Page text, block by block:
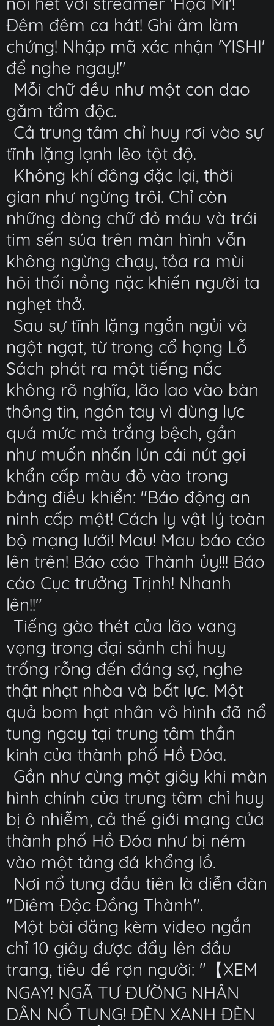
Đêm đêm ca hát! Ghi âm làm
chứng! Nhập mã xác nhận 'YISHI'
để nghe ngay!"
Mỗi chữ đều như một con dao
găm tẩm độc.
Cả trung tâm chỉ huy rơi vào sự
tĩnh lặng lạnh lẽo tột độ.
Không khí đông đặc lại, thời
gian như ngừng trôi. Chỉ còn
những dòng chữ đỏ máu và trái
tim sến súa trên màn hình vẫn
không ngừng chạy, tỏa ra mùi
hôi thối nồng nặc khiến người ta
nghẹt thở.
Sau sự tĩnh lặng ngắn ngủi và
ngột ngạt, từ trong cổ họng Lỗ
Sách phát ra một tiếng nấc
không rõ nghĩa, lão lao vào bàn
thông tin, ngón tay vì dùng lực
quá mức mà trắng bệch, gần
như muốn nhấn lún cái nút gọi
khẩn cấp màu đỏ vào trong
bảng điều khiển: "Báo động an
ninh cấp một! Cách ly vật lý toàn
bộ mạng lưới! Mau! Mau báo cáo
lên trên! Báo cáo Thành ủy!!! Báo
cáo Cục trưởng Trịnh! Nhanh
lên!!"
Tiếng gào thét của lão vang
vọng trong đại sảnh chỉ huy
trống rỗng đến đáng sợ, nghe
thật nhạt nhòa và bất lực. Một
quả bom hạt nhân vô hình đã nổ
tung ngay tại trung tâm thần
kinh của thành phố Hồ Đóa.
Gần như cùng một giây khi màn
hình chính của trung tâm chỉ huy
bị ô nhiễm, cả thế giới mạng của
thành phố Hồ Đóa như bị ném
vào một tảng đá khổng lồ.
Nơi nổ tung đầu tiên là diễn đàn
"Diêm Độc Đồng Thành".
Một bài đăng kèm video ngắn
chỉ 10 giây được đẩy lên đầu
trang, tiêu đề rợn người: "【XEM
NGAY! NGÃ TƯ ĐƯỜNG NHÂN
DÂN NỔ TUNG! ĐÈN XANH ĐÈN